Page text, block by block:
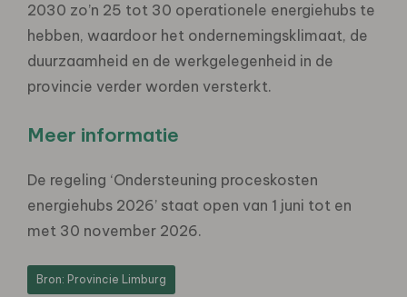
2030 zo’n 25 tot 30 operationele energiehubs te
hebben, waardoor het ondernemingsklimaat, de
duurzaamheid en de werkgelegenheid in de
provincie verder worden versterkt.
Meer informatie
De regeling ‘Ondersteuning proceskosten
energiehubs 2026’ staat open van 1 juni tot en
met 30 november 2026.
Bron: Provincie Limburg